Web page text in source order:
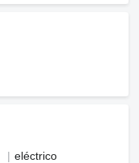
eléctrico